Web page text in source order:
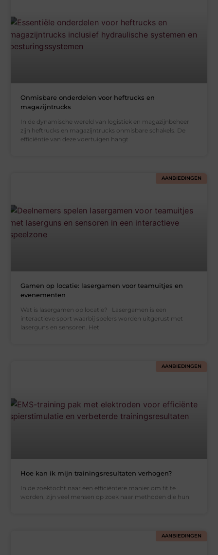
Onmisbare onderdelen voor heftrucks en
magazijntrucks
In de dynamische wereld van logistiek en magazijnbeheer
zijn heftrucks en magazijntrucks onmisbare schakels. De
efficiëntie van deze voertuigen hangt
AANBIEDINGEN
Gamen op locatie: lasergamen voor teamuitjes en
evenementen
Wat is lasergamen op locatie? Lasergamen is een
interactieve sport waarbij spelers worden uitgerust met
laserguns en sensoren. Het
AANBIEDINGEN
Hoe kan ik mijn trainingsresultaten verhogen?
In de zoektocht naar een efficiëntere manier om fit te
worden, zijn veel mensen op zoek naar methoden die hun
AANBIEDINGEN